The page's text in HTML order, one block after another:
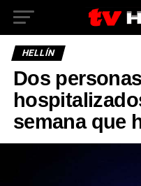
HELLÍN
Dos
semana que